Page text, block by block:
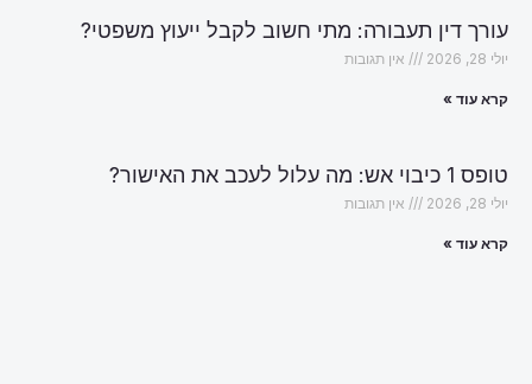
עורך דין תעבורה: מתי חשוב לקבל ייעוץ משפטי?
יולי 28, 2026 אין תגובות
קרא עוד »
טופס 1 כיבוי אש: מה עלול לעכב את האישור?
יולי 28, 2026 אין תגובות
קרא עוד »